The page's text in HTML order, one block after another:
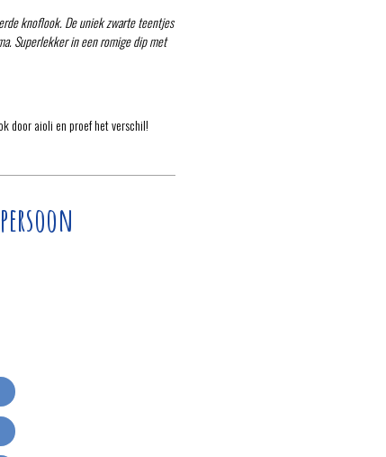
knoflook. De uniek zwarte teentjes
Superlekker in een romige dip met
door aioli en proef het verschil!